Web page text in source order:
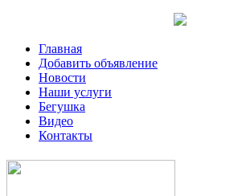
Главная
Добавить объявление
Новости
Наши услуги
Бегушка
Видео
Контакты